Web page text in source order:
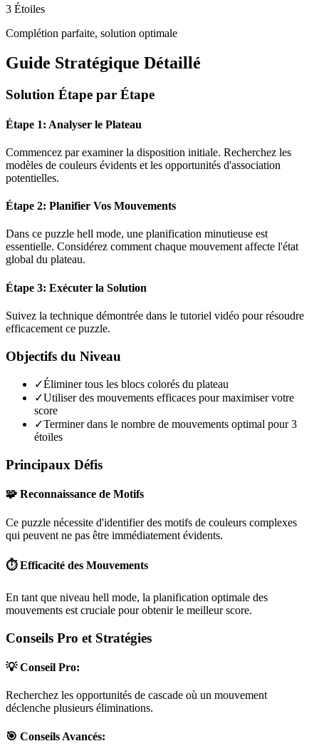
3 Étoiles
Complétion parfaite, solution optimale
Guide Stratégique Détaillé
Solution Étape par Étape
Étape 1: Analyser le Plateau
Commencez par examiner la disposition initiale. Recherchez les
modèles de couleurs évidents et les opportunités d'association
potentielles.
Étape 2: Planifier Vos Mouvements
Dans ce puzzle hell mode, une planification minutieuse est
essentielle. Considérez comment chaque mouvement affecte l'état
global du plateau.
Étape 3: Exécuter la Solution
Suivez la technique démontrée dans le tutoriel vidéo pour résoudre
efficacement ce puzzle.
Objectifs du Niveau
✓Éliminer tous les blocs colorés du plateau
✓Utiliser des mouvements efficaces pour maximiser votre
score
✓Terminer dans le nombre de mouvements optimal pour 3
étoiles
Principaux Défis
🧩 Reconnaissance de Motifs
Ce puzzle nécessite d'identifier des motifs de couleurs complexes
qui peuvent ne pas être immédiatement évidents.
⏱️ Efficacité des Mouvements
En tant que niveau hell mode, la planification optimale des
mouvements est cruciale pour obtenir le meilleur score.
Conseils Pro et Stratégies
💡 Conseil Pro:
Recherchez les opportunités de cascade où un mouvement
déclenche plusieurs éliminations.
🎯 Conseils Avancés: